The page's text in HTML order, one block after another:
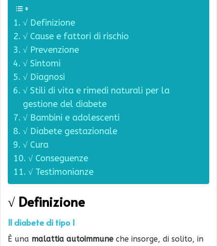
√ Definizione
√ Cause e fattori di rischio
√ Prevenzione
√ Sintomi
√ Diagnosi
√ Stili di vita e rimedi naturali per la
gestione del diabete
√ Bambini e adolescenti
√ Diabete gestazionale
√ Cura
√ Conseguenze
√ Testimonianze
√ Definizione
Il diabete di tipo 1
È una malattia autoimmune che insorge, di solito, in